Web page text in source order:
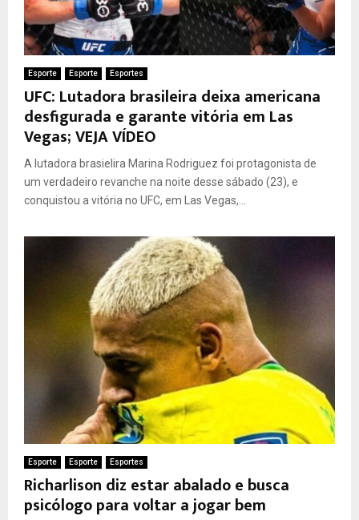
Esporte Esporte Esportes
UFC: Lutadora brasileira deixa americana
desfigurada e garante vitória em Las
Vegas; VEJA VÍDEO
A lutadora brasielira Marina Rodriguez foi protagonista de
um verdadeiro revanche na noite desse sábado (23), e
conquistou a vitória no UFC, em Las Vegas,...
Esporte Esporte Esportes
Richarlison diz estar abalado e busca
psicólogo para voltar a jogar bem